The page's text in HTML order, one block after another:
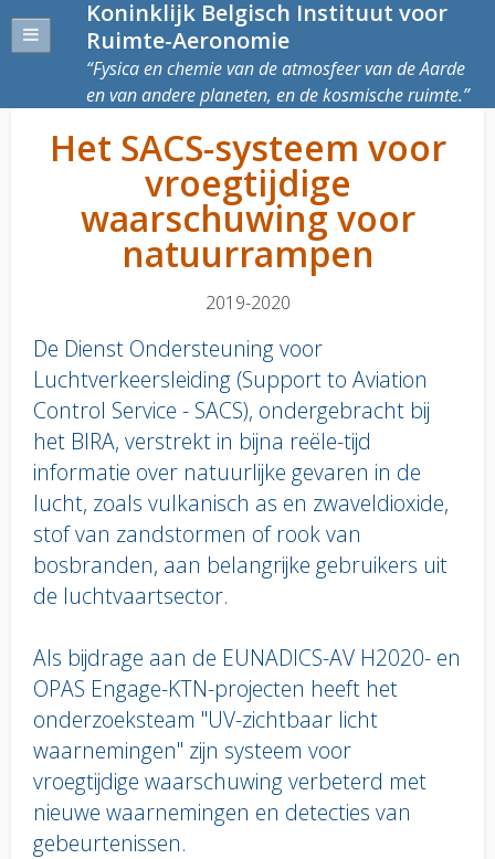
Koninklijk Belgisch Instituut voor
Ruimte-Aeronomie
Fysica en chemie van de atmosfeer van de Aarde
en van andere planeten, en de kosmische ruimte.
Het SACS-systeem voor
vroegtijdige
waarschuwing voor
natuurrampen
2019-2020
De Dienst Ondersteuning voor
Luchtverkeersleiding (Support to Aviation
Control Service - SACS), ondergebracht bij
het BIRA, verstrekt in bijna reële-tijd
informatie over natuurlijke gevaren in de
lucht, zoals vulkanisch as en zwaveldioxide,
stof van zandstormen of rook van
bosbranden, aan belangrijke gebruikers uit
de luchtvaartsector.
Als bijdrage aan de EUNADICS-AV H2020- en
OPAS Engage-KTN-projecten heeft het
onderzoeksteam "UV-zichtbaar licht
waarnemingen" zijn systeem voor
vroegtijdige waarschuwing verbeterd met
nieuwe waarnemingen en detecties van
gebeurtenissen.